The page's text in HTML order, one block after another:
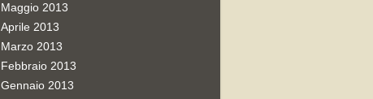
Maggio 2013
Aprile 2013
Marzo 2013
Febbraio 2013
Gennaio 2013